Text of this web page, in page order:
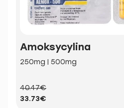
Amoksycylina
250mg | 500mg
40.47€
33.73€